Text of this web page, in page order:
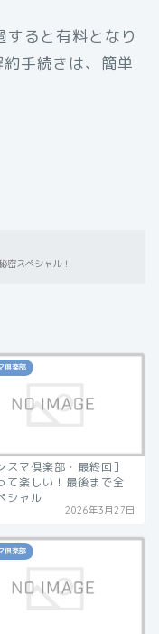
ると有料となり
手続きは、簡単
密スペシャル！
倶楽部
スマ倶楽部・最終回］
て楽しい！最後まで全
シャル
2026年3月27日
倶楽部